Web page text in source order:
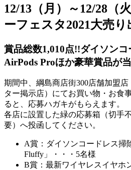
12/13（月）～12/28（
ーフェスタ2021大売り
賞品総数1,010点!!ダイソンコ
AirPods Proほか豪華賞品が
期間中、綱島商店街300店舗加盟
ター掲示店）にてお買い物・お食
ると、応募ハガキがもらえます。
各店に設置した緑の応募箱（切手
要）へ投函してください。
A賞：ダイソンコードレス掃
Fluffy」・・・5名様
B賞：最新ワイヤレスイヤホ